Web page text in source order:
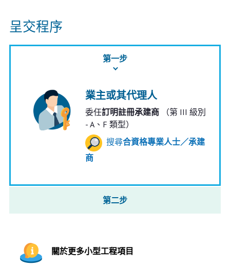
呈交程序
第一步
業主或其代理人
委任訂明註冊承建商（第 III 級別
- A、F 類型）
搜尋合資格專業人士／承建
商
第二步
關於更多小型工程項目